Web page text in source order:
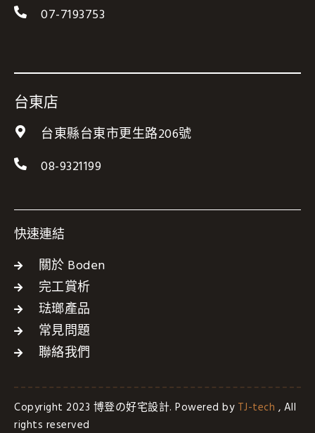
07-7193753
台東店
台東縣台東市更生路206號
08-9321199
快速連結
關於 Boden
完工賞析
琺瑯產品
常見問題
聯絡我們
Copyright 2023 博登の好宅設計. Powered by TJ-tech , All
rights reserved